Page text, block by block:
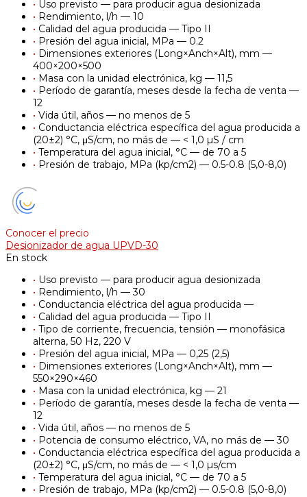
• Uso previsto — para producir agua desionizada
• Rendimiento, l/h — 10
• Calidad del agua producida — Tipo II
• Presión del agua inicial, MPa — 0.2
• Dimensiones exteriores (Long×Anch×Alt), mm —
400×200×500
• Masa con la unidad electrónica, kg — 11,5
• Período de garantía, meses desde la fecha de venta —
12
• Vida útil, años — no menos de 5
• Conductancia eléctrica específica del agua producida a
(20±2) °C, μS/cm, no más de — < 1,0 µS / cm
• Temperatura del agua inicial, °C — de 70 a 5
• Presión de trabajo, MPa (kp/cm2) — 0.5-0.8 (5,0-8,0)
Conocer el precio
Desionizador de agua UPVD-30
En stock
• Uso previsto — para producir agua desionizada
• Rendimiento, l/h — 30
• Conductancia eléctrica del agua producida —
• Calidad del agua producida — Tipo II
• Tipo de corriente, frecuencia, tensión — monofásica
alterna, 50 Hz, 220 V
• Presión del agua inicial, MPa — 0,25 (2,5)
• Dimensiones exteriores (Long×Anch×Alt), mm —
550×290×460
• Masa con la unidad electrónica, kg — 21
• Período de garantía, meses desde la fecha de venta —
12
• Vida útil, años — no menos de 5
• Potencia de consumo eléctrico, VA, no más de — 30
• Conductancia eléctrica específica del agua producida a
(20±2) °C, μS/cm, no más de — < 1,0 µs/cm
• Temperatura del agua inicial, °C — de 70 a 5
• Presión de trabajo, MPa (kp/cm2) — 0.5-0.8 (5,0-8,0)